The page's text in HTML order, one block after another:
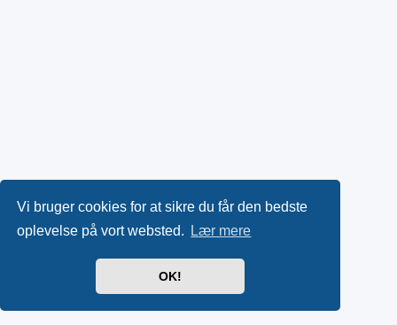
Vi bruger cookies for at sikre du får den bedste
oplevelse på vort websted.
Lær mere
OK!